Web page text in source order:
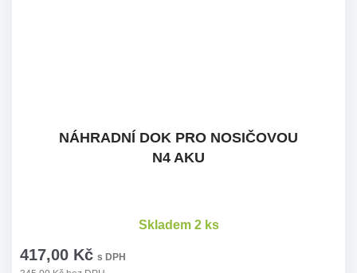
NÁHRADNÍ DOK PRO NOSIČOVOU
N4 AKU
417,00 Kč s DPH
Skladem 2 ks